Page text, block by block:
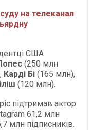
на телеканал
США
(250 млн
Карді Бі (165 млн),
(120 млн).
підтримав актор
61,2 млн
млн підписників.